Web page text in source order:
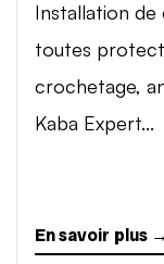
Installation de
toutes
crochetage,
Kaba Expert...
En savoir plus →